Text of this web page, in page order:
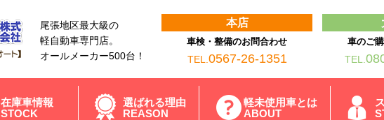
尾張地区最大級の
軽自動車専門店。
オールメーカー500台！
本店
車検・整備のお問合わせ
TEL. 0567-26-1351
車のご
TEL.
在庫車情報
STOCK
選ばれる理由
REASON
軽未使用車とは
ABOUT